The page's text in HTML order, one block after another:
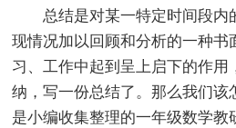
总结是对某一特定时间段内
现情况加以回顾和分析的一种书
习、工作中起到呈上启下的作用
纳，写一份总结了。那么我们该
是小编收集整理的一年级数学教